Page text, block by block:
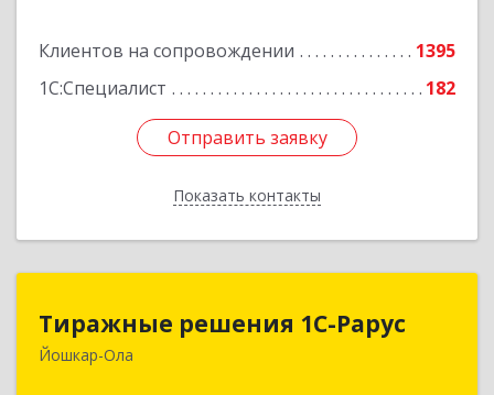
Клиентов на сопровождении
1395
1С:Специалист
182
Отправить заявку
Показать контакты
Отправить заявку
Назад
Тиражные решения 1С-Рарус
Йошкар-Ола424003, Марий Эл Респ, Йошкар-Ола г,